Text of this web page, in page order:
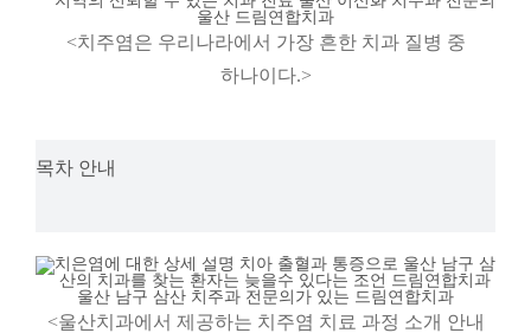
<치주염은 우리나라에서 가장 흔한 치과 질병 중
하나이다.>
목차 안내
<울산치과에서 제공하는 치주염 치료 과정 소개 안내